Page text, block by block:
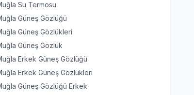
Su Termosu
Güneş Gözlüğü
Güneş Gözlükleri
Güneş Gözlük
Erkek Güneş Gözlüğü
Erkek Güneş Gözlükleri
Güneş Gözlüğü Erkek